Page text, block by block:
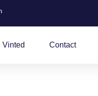
Vinted Contact